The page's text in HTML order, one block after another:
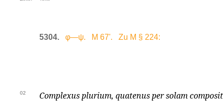
5304. φ—ψ. M 67'. Zu M § 224:
02 Complexus plurium, quatenus per solam